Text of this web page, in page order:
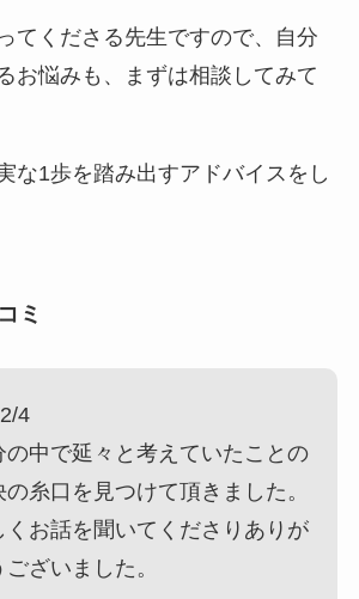
てくださる先生ですので、自分
お悩みも、まずは相談してみて
な1歩を踏み出すアドバイスをし
ミ
4
の中で延々と考えていたことの
の糸口を見つけて頂きました。
くお話を聞いてくださりありが
ございました。